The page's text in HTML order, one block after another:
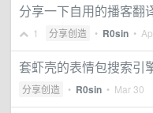
分享一下自用的播客翻
1 分享创造 • R0sin •
套虾壳的表情包搜索引
分享创造 • R0sin • Mar 30